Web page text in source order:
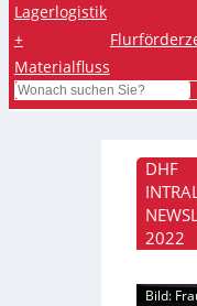
Lagerlogistik
+
Materialfluss
Search
DHF
2022
Bild: